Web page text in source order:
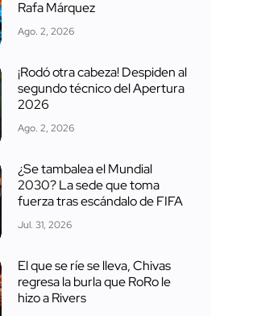
Rafa Márquez
Ago. 2, 2026
¡Rodó otra cabeza! Despiden al
segundo técnico del Apertura
2026
Ago. 2, 2026
¿Se tambalea el Mundial
2030? La sede que toma
fuerza tras escándalo de FIFA
Jul. 31, 2026
El que se ríe se lleva, Chivas
regresa la burla que RoRo le
hizo a Rivers